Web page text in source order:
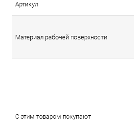
Артикул
Материал рабочей поверхности
С этим товаром покупают